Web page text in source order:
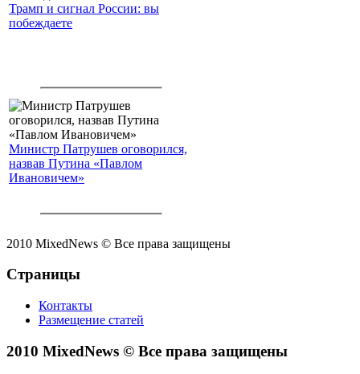
Трамп и сигнал России: вы
побеждаете
Министр Патрушев оговорился,
назвав Путина «Павлом
Ивановичем»
2010 MixedNews © Все права защищены
Страницы
Контакты
Размещение статей
2010 MixedNews © Все права защищены